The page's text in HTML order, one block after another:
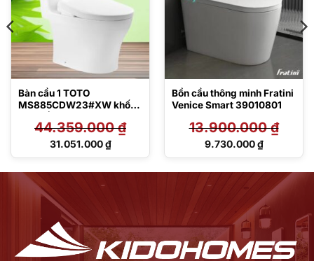
Bàn cầu 1 TOTO
MS885CDW23#XW khối
TCF47360GAA
44.359.000₫
Giá
31.051.000₫
Giá
Bồn cầu thông minh Fratini
Venice Smart 39010801
13.900.000₫
Giá
13.900.000 ₫.
9.730.000₫
Giá
9.730.000 ₫.